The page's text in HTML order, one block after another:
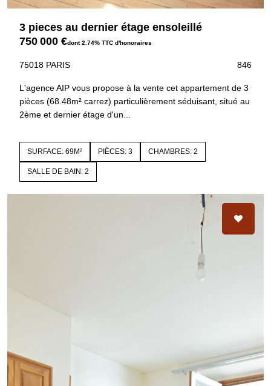
3 pieces au dernier étage ensoleillé
750 000 €dont 2.74% TTC d'honoraires
75018 PARIS 846
L'agence AIP vous propose à la vente cet appartement de 3
pièces (68.48m² carrez) particulièrement séduisant, situé au
2ème et dernier étage d'un...
SURFACE: 69M² PIÈCES: 3 CHAMBRES: 2
SALLE DE BAIN: 2